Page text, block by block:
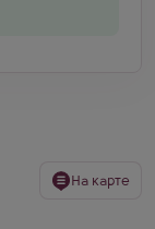
На карте